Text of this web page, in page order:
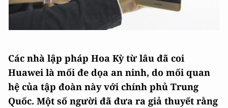
Các nhà lập pháp Hoa Kỳ từ lâu đã coi
Huawei là mối đe dọa an ninh, do mối quan
hệ của tập đoàn này với chính phủ Trung
Quốc. Một số người đã đưa ra giả thuyết rằng